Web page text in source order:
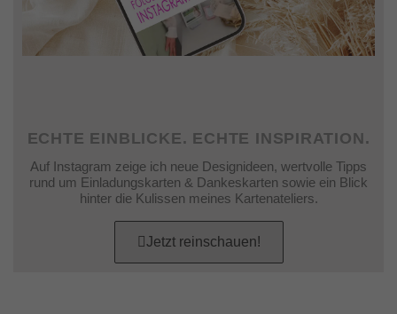
ECHTE EINBLICKE. ECHTE INSPIRATION.
Auf Instagram zeige ich neue Designideen, wertvolle Tipps
rund um Einladungskarten & Dankeskarten sowie ein Blick
hinter die Kulissen meines Kartenateliers.
Jetzt reinschauen!